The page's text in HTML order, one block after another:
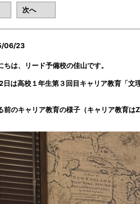
次へ
06/23
ちは、リード予備校の佳山です。
は高校１年生第３回目キャリア教育「文
前のキャリア教育の様子（キャリア教育は